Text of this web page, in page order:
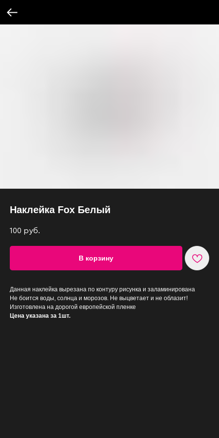
Наклейка Fox Белый
100 руб.
В корзину
Данная наклейка вырезана по контуру рисунка и заламинирована
Не боится воды, солнца и морозов. Не выцветает и не облазит!
Изготовлена на дорогой европейской пленке
Цена указана за 1шт.